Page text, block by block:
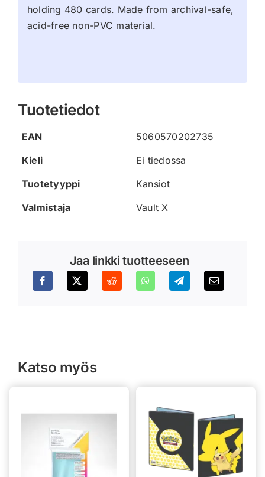
holding 480 cards. Made from archival-safe,
acid-free non-PVC material.
Tuotetiedot
EAN
5060570202735
Kieli
Ei tiedossa
Tuotetyyppi
Kansiot
Valmistaja
Vault X
Jaa linkki tuotteeseen
Katso myös